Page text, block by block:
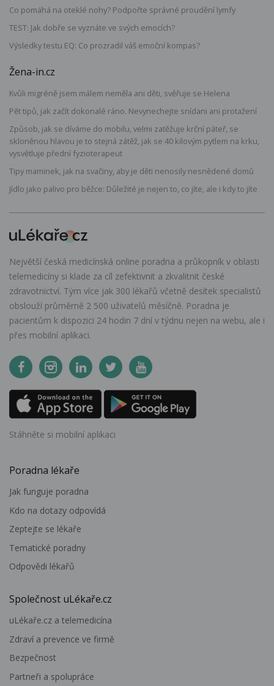
Co pomáhá na oteklé nohy? Podpořte správné proudění lymfy
TEST: Jak dobře se vyznáte ve svých emocích?
Výsledky testu EQ: Co prozradil váš emoční kompas?
Žena-in.cz
Kvůli migréně jsem málem neměla ani děti, svěřuje se Helena
Pět tipů, jak začít dokonalé ráno. Nevynechejte snídani ani protažení
Způsob, jak se díváme do mobilu, velmi zatěžuje krční páteř, se
skloněnou hlavou je to stejná zátěž, jak se 40 kilovým pytlem na krku,
vysvětluje přední fyzioterapeut
Tipy maminek, jak na svačiny, aby je děti nenosily nesnědené domů
Jídlo jako palivo pro běžce: Důležité je nejen to, co jíte, ale i kdy to jíte
Největší česká medicínská online poradna a průkopník v oblasti
telemedicíny si klade za cíl zefektivnit a zkvalitnit české
zdravotnictví. Tým více jak 300 lékařů včetně desítek specialistů
obslouží průměrně 2 500 uživatelů měsíčně. Poradna je
pacientům k dispozici 24 hodin 7 dní v týdnu nejen na webu, ale i
přes mobilní aplikaci.
Stáhněte si mobilní aplikaci
Poradna lékaře
Jak funguje poradna
Kdo na dotazy odpovídá
Zeptejte se lékaře
Tematické poradny
Odpovědi lékařů
Společnost uLékaře.cz
uLékaře.cz a telemedicína
Zdraví a prevence ve firmě
Bezpečnost
Partneři a spolupráce